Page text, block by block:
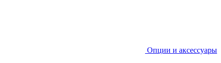
Опции и аксессуары